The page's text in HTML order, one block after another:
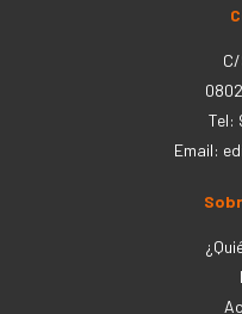
Tel:
Email: